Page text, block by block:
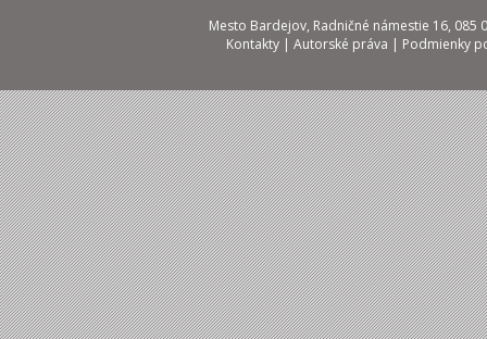
Mesto Bardejov, Radničné námestie 16, 085
Kontakty | Autorské práva | Podmienky